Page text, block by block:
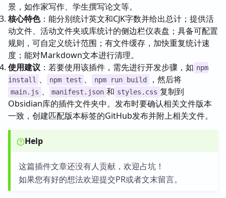
景，如作家写作、学生撰写论文等。
核心特色：能分别统计英文和CJK字数并给出总计；提供活
动文件、活动文件夹或库统计的侧边栏仪表盘；具备可配置
规则，可自定义统计范围；有文件缓存，加快重复统计速
度；能对Markdown文本进行清理。
使用建议 ：若要使用该插件，需先进行开发步骤，如 npm
install
、 npm test 、 npm run build ，然后将
main.js 、 manifest.json 和 styles.css 复制到
Obsidian库的插件文件夹中。发布时要确认相关文件版本
一致，创建匹配版本标签的GitHub发布并附上相关文件。
Help
这篇插件文章还没有人贡献，欢迎占坑！
如果您有好的想法欢迎提交PR或者文末留言。